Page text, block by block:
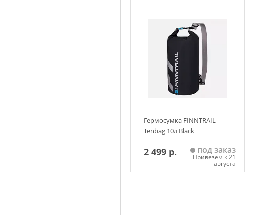
Гермосумка FINNTRAIL
Tenbag 10л Black
2 499 р. под заказ
Привезем к 21
августа